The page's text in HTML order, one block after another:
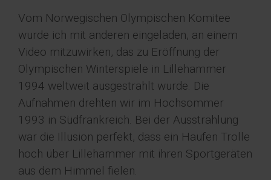
Vom Norwegischen Olympischen Komitee
wurde ich mit anderen eingeladen, an einem
Video mitzuwirken, das zu Eröffnung der
Olympischen Winterspiele in Lillehammer
1994 weltweit ausgestrahlt wurde. Die
Aufnahmen drehten wir im Hochsommer
1993 in Südfrankreich. Bei der Ausstrahlung
war die Illusion perfekt, dass ein Haufen Trolle
hoch über Lillehammer mit ihren Sportgeräten
aus dem Himmel fielen.